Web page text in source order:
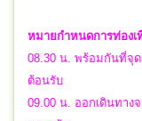
หมายกำหนดการท่องเ
08.30 น. พร้อมกันที่จุด
ต้อนรับ
09.00 น. ออกเดินทาง